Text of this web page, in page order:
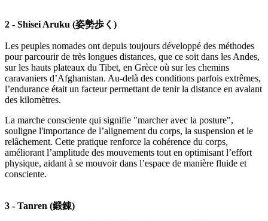
2 - Shisei Aruku (姿勢歩く)
Les peuples nomades ont depuis toujours développé des méthodes
pour parcourir de très longues distances, que ce soit dans les Andes,
sur les hauts plateaux du Tibet, en Grèce où sur les chemins
caravaniers d’Afghanistan. Au-delà des conditions parfois extrêmes,
l’endurance était un facteur permettant de tenir la distance en avalant
des kilomètres.
La marche consciente qui signifie "marcher avec la posture",
souligne l'importance de l’alignement du corps, la suspension et le
relâchement. Cette pratique renforce la cohérence du corps,
améliorant l’amplitude des mouvements tout en optimisant l’effort
physique, aidant à se mouvoir dans l’espace de manière fluide et
consciente.
3 - Tanren (鍛錬)